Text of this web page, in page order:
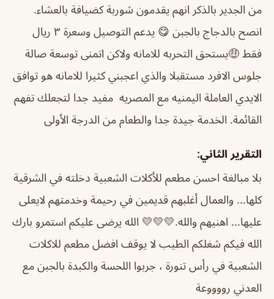
من الجدير بالذكر انهم يقدمون شوربة كضيافة بالعشاء.
انصح بالدجاج بالجبن 😋 يدعم التوصيل وسعرة ٣ ريال
فقط 🤑يستحق التحربه للامانه ولاكن اتمنى توسعة صالة
جلوس الافرد مستقبلا والذي اعجبني كثيرا للامانه هو توافق
الايدي العاملة اليمنيه مع المصريه مفيد جدا لتجعلك تفهم
القائمة. الخدمة جيدة جدا والطعام من الدرجة الأولى
التقرير الثاني:
بلا مبالغة احسن مطعم للأكلات الشعبية دخلته في الشرقية
كلها… والعمال أغلبهم قديمين في رحيمة وخدمتهم لايعلى
عليها… اهنيهم والله.💛💛💛 الله يرضى عليكم استمرو بارك
الله فيكم شغلكم الطيب لا يوقف افضل مطعم للاكلات
الشعبية في رأس تنورة ، جربوا اللحسة والكبدة بالجبن مع
العدني رووووعة